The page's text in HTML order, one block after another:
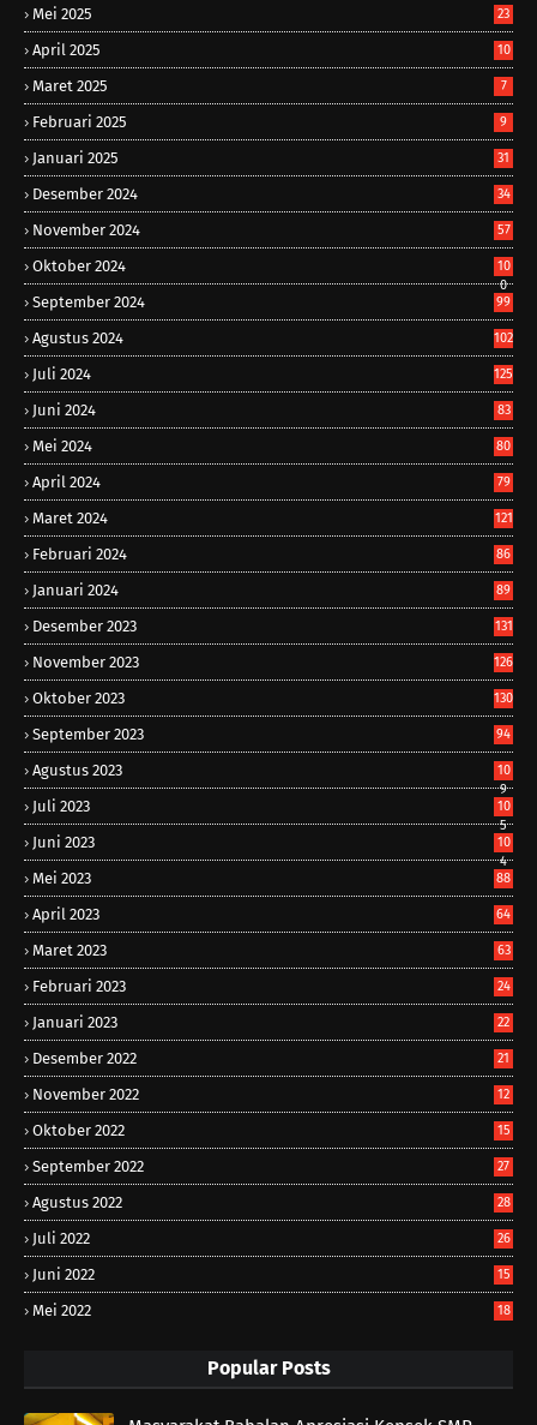
Mei 2025 23
April 2025 10
Maret 2025 7
Februari 2025 9
Januari 2025 31
Desember 2024 34
November 2024 57
Oktober 2024
10
0
September 2024 99
Agustus 2024 102
Juli 2024 125
Juni 2024 83
Mei 2024 80
April 2024 79
Maret 2024 121
Februari 2024 86
Januari 2024 89
Desember 2023 131
November 2023 126
Oktober 2023 130
September 2023 94
Agustus 2023
10
9
Juli 2023
10
5
Juni 2023
10
4
Mei 2023 88
April 2023 64
Maret 2023 63
Februari 2023 24
Januari 2023 22
Desember 2022 21
November 2022 12
Oktober 2022 15
September 2022 27
Agustus 2022 28
Juli 2022 26
Juni 2022 15
Mei 2022 18
Popular Posts